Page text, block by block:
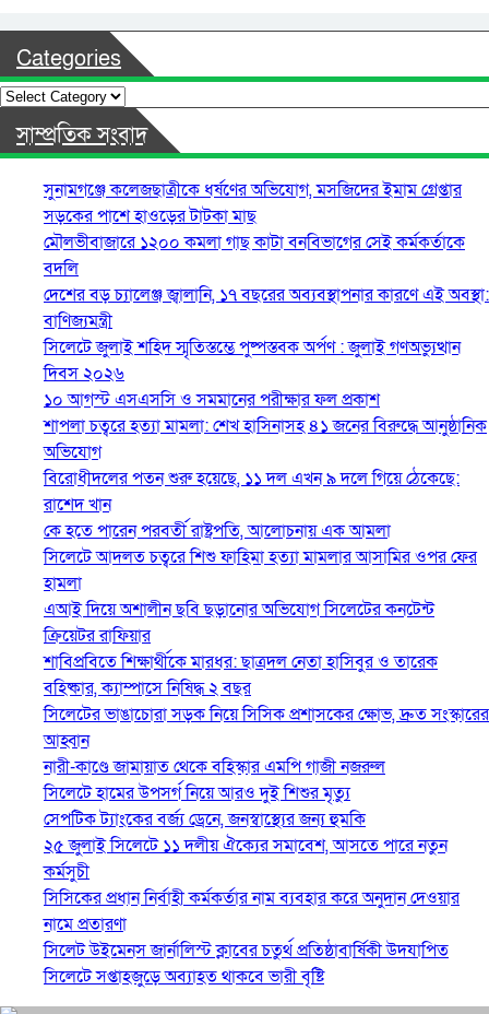
Categories
Categories
সাম্প্রতিক সংবাদ
সুনামগঞ্জে কলেজছাত্রীকে ধর্ষণের অভিযোগ, মসজিদের ইমাম গ্রেপ্তার
সড়কের পাশে হাওড়ের টাটকা মাছ
মৌলভীবাজারে ১২০০ কমলা গাছ কাটা বনবিভাগের সেই কর্মকর্তাকে
বদলি
দেশের বড় চ্যালেঞ্জ জ্বালানি, ১৭ বছরের অব্যবস্থাপনার কারণে এই অবস্থা:
বাণিজ্যমন্ত্রী
সিলেটে জুলাই শহিদ স্মৃতিস্তম্ভে পুষ্পস্তবক অর্পণ : জুলাই গণঅভ্যুত্থান
দিবস ২০২৬
১০ আগস্ট এসএসসি ও সমমানের পরীক্ষার ফল প্রকাশ
শাপলা চত্বরে হত্যা মামলা: শেখ হাসিনাসহ ৪১ জনের বিরুদ্ধে আনুষ্ঠানিক
অভিযোগ
বিরোধীদলের পতন শুরু হয়েছে, ১১ দল এখন ৯ দলে গিয়ে ঠেকেছে:
রাশেদ খান
কে হতে পারেন পরবর্তী রাষ্ট্রপতি, আলোচনায় এক আমলা
সিলেটে আদলত চত্বরে শিশু ফাহিমা হত্যা মামলার আসামির ওপর ফের
হামলা
এআই দিয়ে অশালীন ছবি ছড়ানোর অভিযোগ সিলেটের কনটেন্ট
ক্রিয়েটর রাফিয়ার
শাবিপ্রবিতে শিক্ষার্থীকে মারধর: ছাত্রদল নেতা হাসিবুর ও তারেক
বহিষ্কার, ক্যাম্পাসে নিষিদ্ধ ২ বছর
সিলেটের ভাঙাচোরা সড়ক নিয়ে সিসিক প্রশাসকের ক্ষোভ, দ্রুত সংস্কারের
আহ্বান
নারী-কাণ্ডে জামায়াত থেকে বহিস্কার এমপি গাজী নজরুল
সিলেটে হামের উপসর্গ নিয়ে আরও দুই শিশুর মৃত্যু
সেপটিক ট্যাংকের বর্জ্য ড্রেনে, জনস্বাস্থ্যের জন্য হুমকি
২৫ জুলাই সিলেটে ১১ দলীয় ঐক্যের সমাবেশ, আসতে পারে নতুন
কর্মসুচী
সিসিকের প্রধান নির্বাহী কর্মকর্তার নাম ব্যবহার করে অনুদান দেওয়ার
নামে প্রতারণা
সিলেট উইমেনস জার্নালিস্ট ক্লাবের চতুর্থ প্রতিষ্ঠাবার্ষিকী উদযাপিত
সিলেটে সপ্তাহজুড়ে অব্যাহত থাকবে ভারী বৃষ্টি